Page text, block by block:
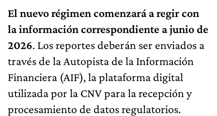
El nuevo régimen comenzará a regir con
la información correspondiente a junio de
2026. Los reportes deberán ser enviados a
través de la Autopista de la Información
Financiera (AIF), la plataforma digital
utilizada por la CNV para la recepción y
procesamiento de datos regulatorios.